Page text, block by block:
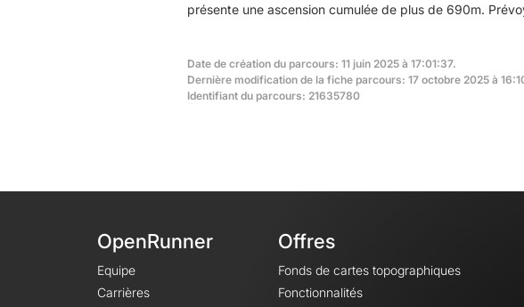
présente une ascension cumulée de plus de 690m.
Date de création du parcours: 11 juin 2025 à 17:01:37.
Dernière modification de la fiche parcours: 17 octobre 2025 à
Identifiant du parcours: 21635780
OpenRunner
Equipe
Carrières
Offres
Fonds de cartes topographiques
Fonctionnalités